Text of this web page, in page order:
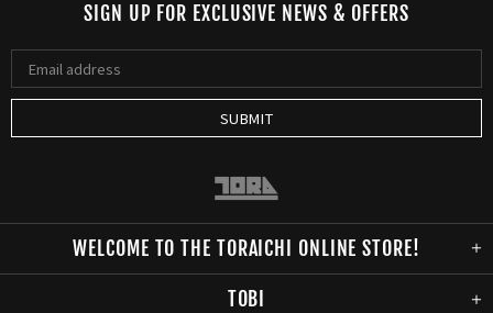
SIGN UP FOR EXCLUSIVE NEWS & OFFERS
WELCOME TO THE TORAICHI ONLINE STORE!
TOBI